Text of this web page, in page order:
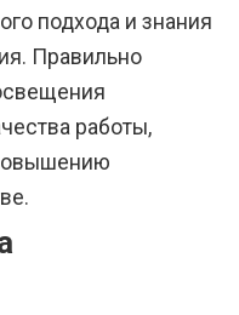
подхода и знания
Правильно
работы,